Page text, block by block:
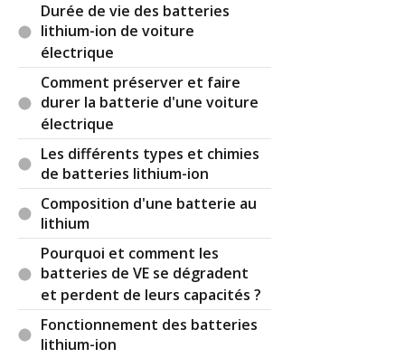
Durée de vie des batteries
lithium-ion de voiture
électrique
Comment préserver et faire
durer la batterie d'une voiture
électrique
Les différents types et chimies
de batteries lithium-ion
Composition d'une batterie au
lithium
Pourquoi et comment les
batteries de VE se dégradent
et perdent de leurs capacités ?
Fonctionnement des batteries
lithium-ion